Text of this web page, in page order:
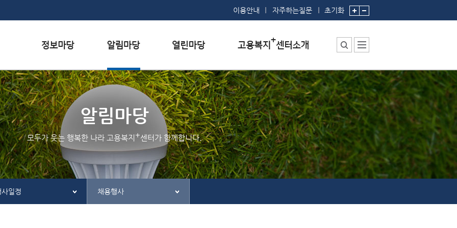
이용안내 자주하는질문 초기화
서식자료실
채용정보
인재정보
관련사이트
행사일정
공지사항
홍보/보도자료실
자주하는 질문
질문하기
칭찬하기
불친절 신고하기
센터소장 인사말
센터에서 하는 일
부서 및 직원소개
시설안내
찾아오시는 길
알림마당
모두가 웃는 행복한 나라 고용복지 +센터가 함께합니다.
사일정 채용행사